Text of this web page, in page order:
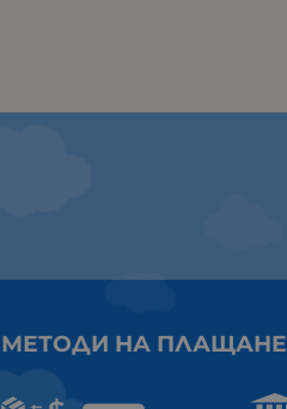
МЕТОДИ НА ПЛАЩАНЕ